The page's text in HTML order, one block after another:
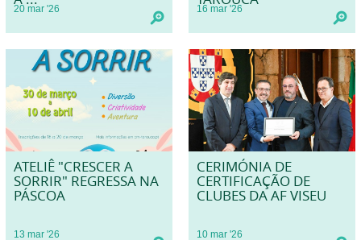
20 mar '26 16 mar '26
ATELIÊ "CRESCER A
SORRIR" REGRESSA NA
PÁSCOA
13 mar '26
CERIMÓNIA DE
CERTIFICAÇÃO DE
CLUBES DA AF VISEU
10 mar '26